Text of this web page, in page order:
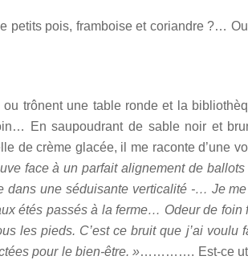
petits pois, framboise et coriandre ?…
trônent une table ronde et la
En saupoudrant de sable noir et
de crème glacée, il me raconte d’une
face à un parfait alignement de
une séduisante verticalité -… Je
étés passés à la ferme… Odeur de foin
les pieds. C’est ce bruit que j’ai voulu
pour le bien-être. »…………. Est-ce